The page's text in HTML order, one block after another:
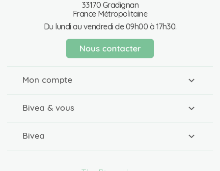
33170 Gradignan
France Métropolitaine
Du lundi au vendredi de 09h00 à 17h30.
Nous contacter
Mon compte
Bivea & vous
Bivea